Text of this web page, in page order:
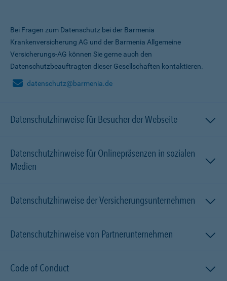
Bei Fragen zum Datenschutz bei der Barmenia
Krankenversicherung AG und der Barmenia Allgemeine
Versicherungs-AG können Sie gerne auch den
Datenschutzbeauftragten dieser Gesellschaften kontaktieren.
datenschutz@barmenia.de
Datenschutzhinweise für Besucher der Webseite
Datenschutzhinweise für Onlinepräsenzen in sozialen
Medien
Datenschutzhinweise der Versicherungsunternehmen
Datenschutzhinweise von Partnerunternehmen
Code of Conduct